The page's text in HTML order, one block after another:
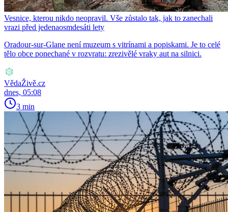
Vesnice, kterou nikdo neopravil. Vše zůstalo tak, jak to zanechali
vrazi před jedenaosmdesáti lety
Oradour-sur-Glane není muzeum s vitrínami a popiskami. Je to celé
tělo obce ponechané v rozvratu: zrezivělé vraky aut na silnici.
VědaŽivě.cz
dnes, 05:08
3 min